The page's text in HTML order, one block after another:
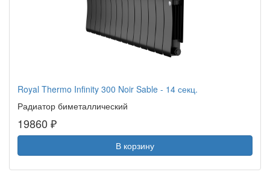
Royal Thermo Infinity 300 Noir Sable - 14 секц.
Радиатор биметаллический
19860 ₽
В корзину